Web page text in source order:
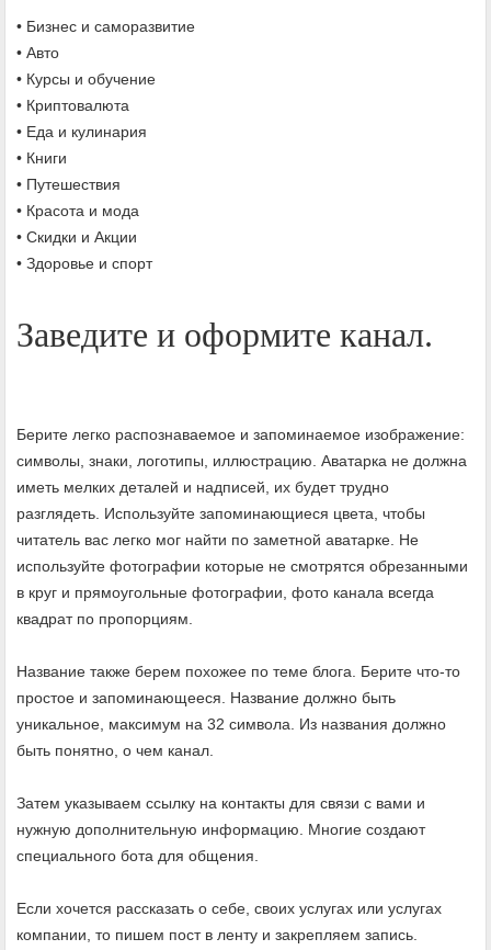
• Бизнес и саморазвитие
• Авто
• Курсы и обучение
• Криптовалюта
• Еда и кулинария
• Книги
• Путешествия
• Красота и мода
• Скидки и Акции
• Здоровье и спорт
Заведите и оформите канал.
Берите легко распознаваемое и запоминаемое изображение:
символы, знаки, логотипы, иллюстрацию. Аватарка не должна
иметь мелких деталей и надписей, их будет трудно
разглядеть. Используйте запоминающиеся цвета, чтобы
читатель вас легко мог найти по заметной аватарке. Не
используйте фотографии которые не смотрятся обрезанными
в круг и прямоугольные фотографии, фото канала всегда
квадрат по пропорциям.
Название также берем похожее по теме блога. Берите что-то
простое и запоминающееся. Название должно быть
уникальное, максимум на 32 символа. Из названия должно
быть понятно, о чем канал.
Затем указываем ссылку на контакты для связи с вами и
нужную дополнительную информацию. Многие создают
специального бота для общения.
Если хочется рассказать о себе, своих услугах или услугах
компании, то пишем пост в ленту и закрепляем запись.